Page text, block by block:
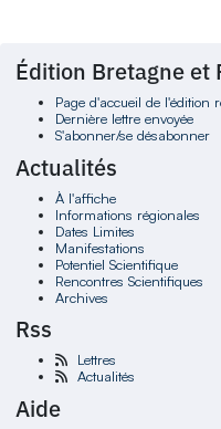
Édition Bretagne et
Page d'accueil de l'édition
Dernière lettre envoyée
S'abonner/se désabonner
Actualités
À l'affiche
Informations régionales
Dates Limites
Manifestations
Potentiel Scientifique
Rencontres Scientifiques
Archives
Rss
Lettres
Actualités
Aide